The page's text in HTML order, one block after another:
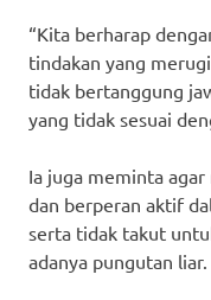
“Kita berharap
tindakan yang
tidak bertanggung
yang tidak sesuai
Ia juga meminta
dan berperan aktif
serta tidak takut
adanya pungutan liar.